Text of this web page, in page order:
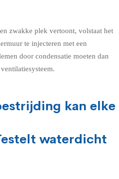
zwakke plek vertoont, volstaat het
te injecteren met een
door condensatie moeten dan
kan elke
waterdicht